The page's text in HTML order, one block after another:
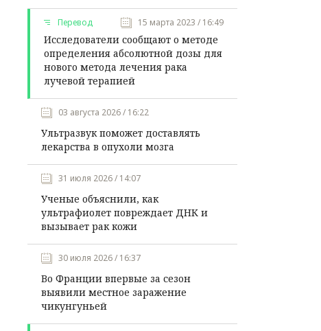
Перевод 15 марта 2023 / 16:49
Исследователи сообщают о методе
определения абсолютной дозы для
нового метода лечения рака
лучевой терапией
03 августа 2026 / 16:22
Ультразвук поможет доставлять
лекарства в опухоли мозга
31 июля 2026 / 14:07
Ученые объяснили, как
ультрафиолет повреждает ДНК и
вызывает рак кожи
30 июля 2026 / 16:37
Во Франции впервые за сезон
выявили местное заражение
чикунгуньей